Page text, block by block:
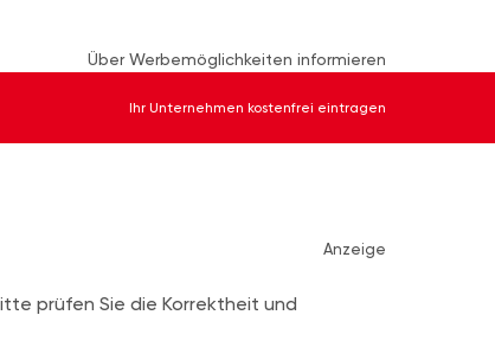
Über Werbemöglichkeiten informieren
Ihr Unternehmen kostenfrei eintragen
Anzeige
prüfen Sie die Korrektheit und